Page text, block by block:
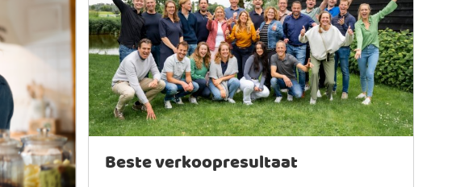
Beste verkoopresultaat